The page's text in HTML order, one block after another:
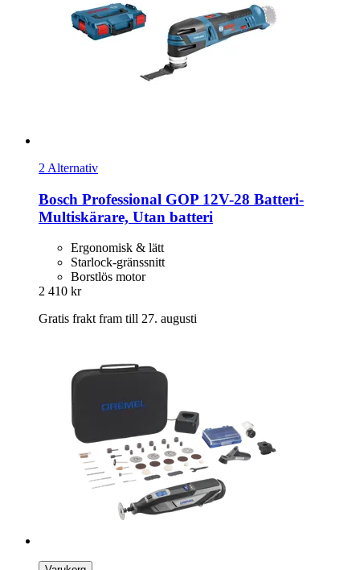
2 Alternativ
Bosch Professional GOP 12V-​28 Batteri-​
Multiskärare, Utan batteri
Ergonomisk & lätt
Starlock-gränssnitt
Borstlös motor
2 410 kr
Gratis frakt fram till 27. augusti